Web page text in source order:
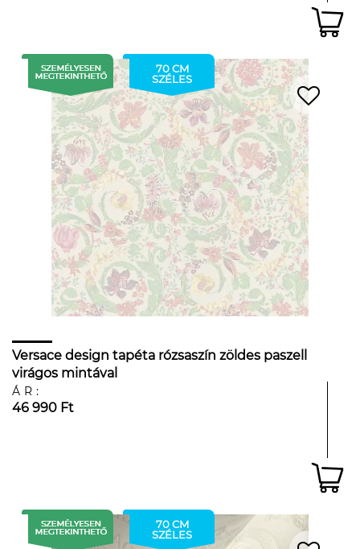
70 CM
SZÉLES
Versace design tapéta rózsaszín zöldes paszell
virágos mintával
ÁR:
46 990 Ft
70 CM
SZÉLES